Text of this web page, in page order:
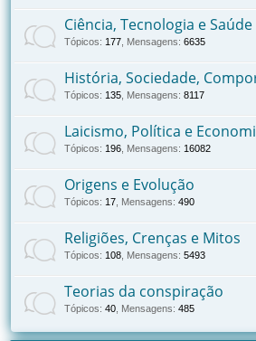
Ciência, Tecnologia e Saúde
Tópicos: 177 Mensagens: 6635
História, Sociedade,
Tópicos: 135 Mensagens: 8117
Laicismo, Política e
Tópicos: 196 Mensagens: 16082
Origens e Evolução
Tópicos: 17 Mensagens: 490
Religiões, Crenças e Mitos
Tópicos: 108 Mensagens: 5493
Teorias da conspiração
Tópicos: 40 Mensagens: 485